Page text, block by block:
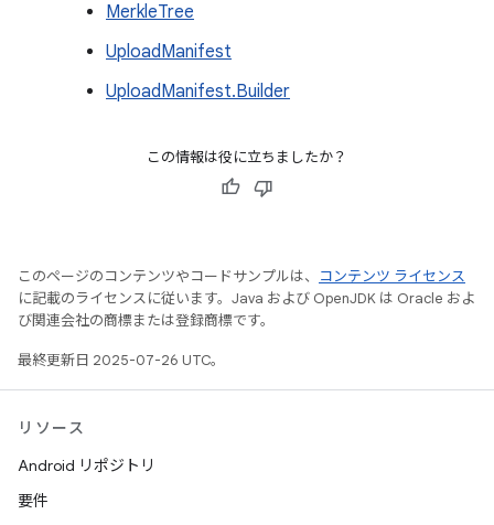
MerkleTree
UploadManifest
UploadManifest.Builder
この情報は役に立ちましたか？
このページのコンテンツやコードサンプルは、
コンテンツ ライセンス
に記載のライセンスに従います。Java および OpenJDK は Oracle およ
び関連会社の商標または登録商標です。
最終更新日 2025-07-26 UTC。
リソース
Android リポジトリ
要件